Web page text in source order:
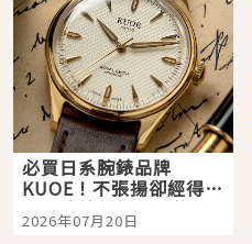
必買日系腕錶品牌
KUOE！不張揚卻經得起
時間洗鍊的經典之作五
選
2026年07月20日